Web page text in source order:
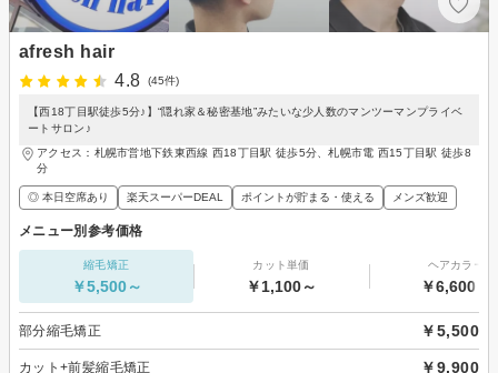
afresh hair
4.8
(45件)
【西18丁目駅徒歩5分♪】“隠れ家＆秘密基地”みたいな少人数のマンツーマンプライベ
ートサロン♪
アクセス：札幌市営地下鉄東西線 西18丁目駅 徒歩5分、札幌市電 西15丁目駅 徒歩8
分
◎ 本日空席あり 楽天スーパーDEAL ポイントが貯まる・使える メンズ歓迎
メニュー別参考価格
縮毛矯正
￥5,500～
カット単価
￥1,100～
ヘアカラー
￥6,600～
部分縮毛矯正 ￥5,500
カット+前髪縮毛矯正 ￥9,900